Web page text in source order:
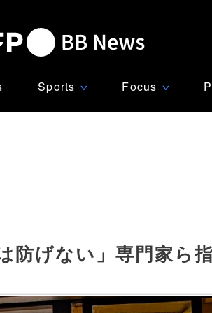
Sports ∨ Focus ∨
防げない」専門家ら